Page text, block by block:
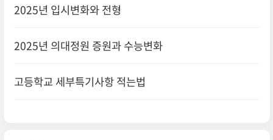
2025년 입시변화와 전형
2025년 의대정원 증원과 수능변화
고등학교 세부특기사항 적는법